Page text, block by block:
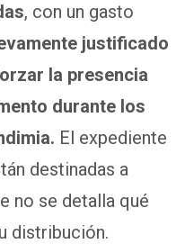
, con un gasto
justificado
la presencia
durante los
El expediente
destinadas a
no se detalla qué
distribución.